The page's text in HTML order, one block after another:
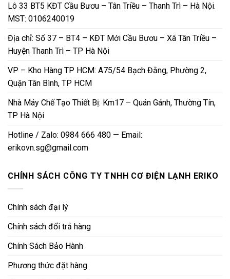
Lô 33 BT5 KĐT Cầu Bươu – Tân Triều – Thanh Trì – Hà Nội.
MST: 0106240019
Địa chỉ: Số 37 – BT4 – KĐT Mới Cầu Bươu – Xã Tân Triều –
Huyện Thanh Trì – TP Hà Nội
VP – Kho Hàng TP HCM: A75/54 Bạch Đằng, Phường 2,
Quận Tân Bình, TP HCM
Nhà Máy Chế Tạo Thiết Bị: Km17 – Quán Gánh, Thường Tín,
TP Hà Nội
Hotline / Zalo: 0984 666 480 — Email:
erikovn.sg@gmail.com
CHÍNH SÁCH CÔNG TY TNHH CƠ ĐIỆN LẠNH ERIKO
Chính sách đại lý
Chính sách đổi trả hàng
Chính Sách Bảo Hành
Phương thức đặt hàng